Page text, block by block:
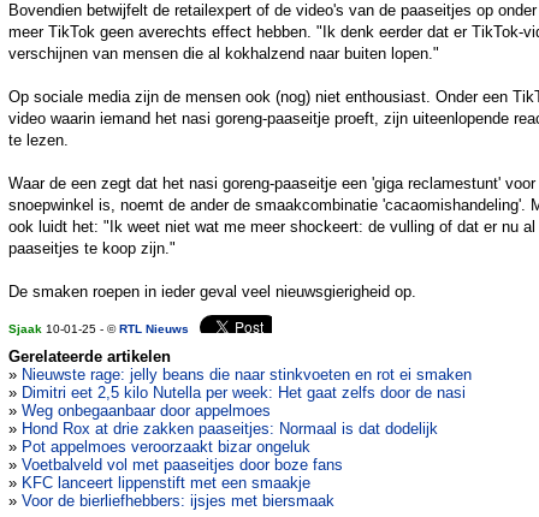
Bovendien betwijfelt de retailexpert of de video's van de paaseitjes op onder
meer TikTok geen averechts effect hebben. "Ik denk eerder dat er TikTok-
verschijnen van mensen die al kokhalzend naar buiten lopen."
Op sociale media zijn de mensen ook (nog) niet enthousiast. Onder een
video waarin iemand het nasi goreng-paaseitje proeft, zijn uiteenlopende
te lezen.
Waar de een zegt dat het nasi goreng-paaseitje een 'giga reclamestunt' voor
snoepwinkel is, noemt de ander de smaakcombinatie 'cacaomishandeling'.
ook luidt het: "Ik weet niet wat me meer shockeert: de vulling of dat er nu al
paaseitjes te koop zijn."
De smaken roepen in ieder geval veel nieuwsgierigheid op.
Sjaak 10-01-25 - ©RTL Nieuws
Gerelateerde artikelen
» Nieuwste rage: jelly beans die naar stinkvoeten en rot ei smaken
» Dimitri eet 2,5 kilo Nutella per week: Het gaat zelfs door de nasi
» Weg onbegaanbaar door appelmoes
» Hond Rox at drie zakken paaseitjes: Normaal is dat dodelijk
» Pot appelmoes veroorzaakt bizar ongeluk
» Voetbalveld vol met paaseitjes door boze fans
» KFC lanceert lippenstift met een smaakje
» Voor de bierliefhebbers: ijsjes met biersmaak